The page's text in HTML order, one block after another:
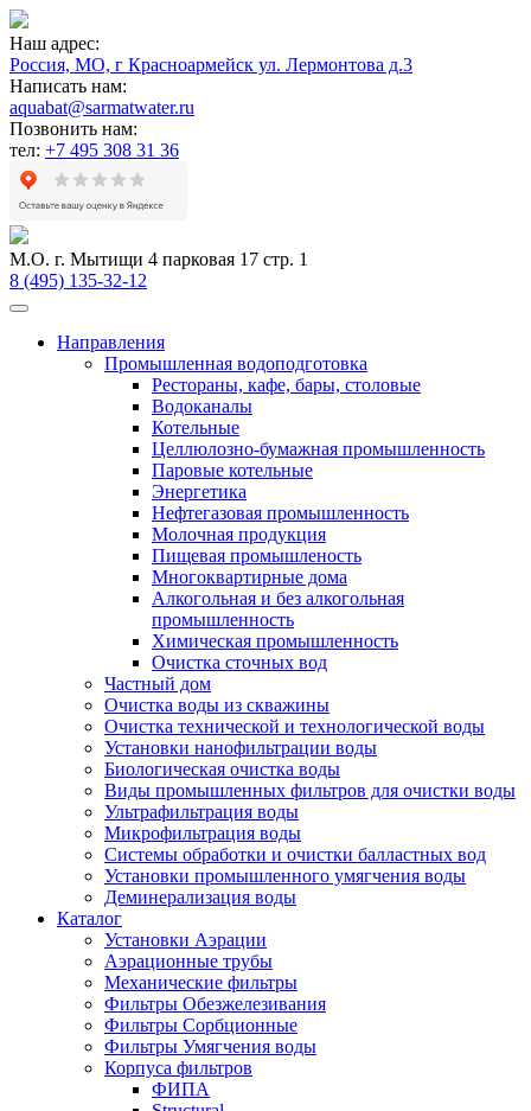
Наш адрес:
Россия, МО, г Красноармейск ул. Лермонтова д.3
Написать нам:
aquabat@sarmatwater.ru
Позвонить нам:
тел: +7 495 308 31 36
М.О. г. Мытищи 4 парковая 17 стр. 1
8 (495) 135-32-12
Направления
Промышленная водоподготовка
Рестораны, кафе, бары, столовые
Водоканалы
Котельные
Целлюлозно-бумажная промышленность
Паровые котельные
Энергетика
Нефтегазовая промышленность
Молочная продукция
Пищевая промышленость
Многоквартирные дома
Алкогольная и без алкогольная
промышленность
Химическая промышленность
Очистка сточных вод
Частный дом
Очистка воды из скважины
Очистка технической и технологической воды
Установки нанофильтрации воды
Биологическая очистка воды
Виды промышленных фильтров для очистки воды
Ультрафильтрация воды
Микрофильтрация воды
Системы обработки и очистки балластных вод
Установки промышленного умягчения воды
Деминерализация воды
Каталог
Установки Аэрации
Аэрационные трубы
Механические фильтры
Фильтры Обезжелезивания
Фильтры Сорбционные
Фильтры Умягчения воды
Корпуса фильтров
ФИПА